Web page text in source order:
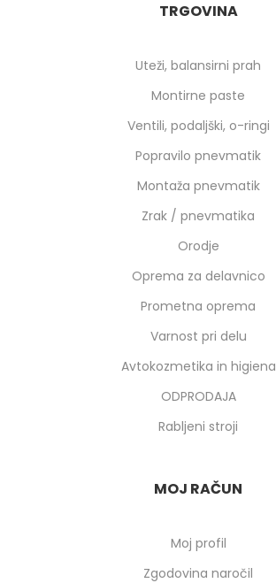
TRGOVINA
Uteži, balansirni prah
Montirne paste
Ventili, podaljški, o-ringi
Popravilo pnevmatik
Montaža pnevmatik
Zrak / pnevmatika
Orodje
Oprema za delavnico
Prometna oprema
Varnost pri delu
Avtokozmetika in higiena
ODPRODAJA
Rabljeni stroji
MOJ RAČUN
Moj profil
Zgodovina naročil